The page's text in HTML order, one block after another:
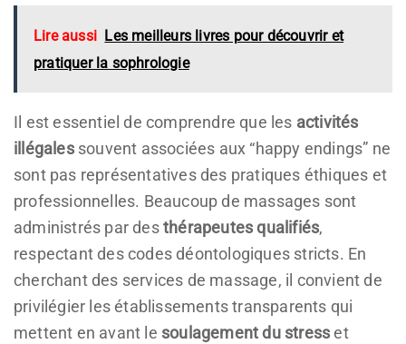
Lire aussi Les meilleurs livres pour découvrir et
pratiquer la sophrologie
Il est essentiel de comprendre que les activités
illégalessouvent associées aux “happy endings” ne
sont pas représentatives des pratiques éthiques et
professionnelles. Beaucoup de massages sont
administrés par desthérapeutes qualifiés,
respectant des codes déontologiques stricts. En
cherchant des services de massage, il convient de
privilégier les établissements transparents qui
mettent en avant le soulagement du stresset